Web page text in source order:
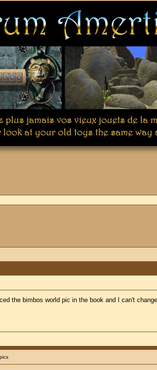
the bimbos world pic in the book and I can't